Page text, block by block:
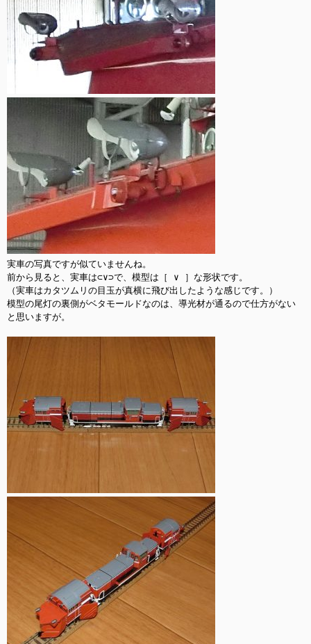
実車の写真ですが似ていませんね。
前から見ると、実車は⊂∨⊃で、模型は［ ∨ ］な形状です。
（実車はカタツムリの目玉が真横に飛び出したような感じです。）
模型の尾灯の裏側がベタモールドなのは、導光材が通るので仕方がない
と思いますが。